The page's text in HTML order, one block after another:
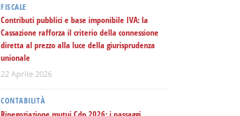
FISCALE
Contributi pubblici e base imponibile IVA: la
Cassazione rafforza il criterio della connessione
diretta al prezzo alla luce della giurisprudenza
unionale
22 Aprile 2026
CONTABILITÀ